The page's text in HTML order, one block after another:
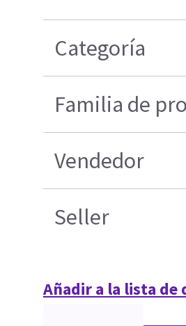
Categoría
Familia de
Vendedor
Seller
Añadir a la lista de